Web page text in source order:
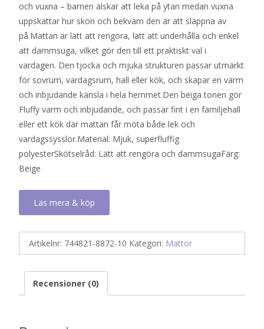
och vuxna – barnen älskar att leka på ytan medan vuxna
uppskattar hur skön och bekväm den är att slappna av
på.Mattan är lätt att rengöra, lätt att underhålla och enkel
att dammsuga, vilket gör den till ett praktiskt val i
vardagen. Den tjocka och mjuka strukturen passar utmärkt
för sovrum, vardagsrum, hall eller kök, och skapar en varm
och inbjudande känsla i hela hemmet.Den beiga tonen gör
Fluffy varm och inbjudande, och passar fint i en familjehall
eller ett kök där mattan får möta både lek och
vardagssysslor.Material: Mjuk, superfluffig
polyesterSkötselråd: Lätt att rengöra och dammsugaFärg:
Beige
Läs mera & köp
Artikelnr: 744821-8872-10 Kategori: Mattor
Recensioner (0)